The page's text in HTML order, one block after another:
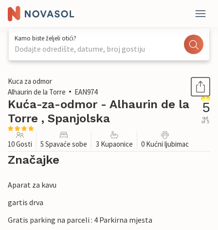
Kamo biste željeli otići?
Dodajte odredište, datume, broj gostiju
1 / 60
Kuca za odmor
Alhaurin de la Torre
EAN974
Kuća-za-odmor - Alhaurin de la
Torre , Spanjolska
5
out
of 5
10 Gosti 5 Spavaće sobe 3 Kupaonice 0 Kućni ljubimac
Značajke
Aparat za kavu
gartis drva
Gratis parking na parceli : 4 Parkirna mjesta